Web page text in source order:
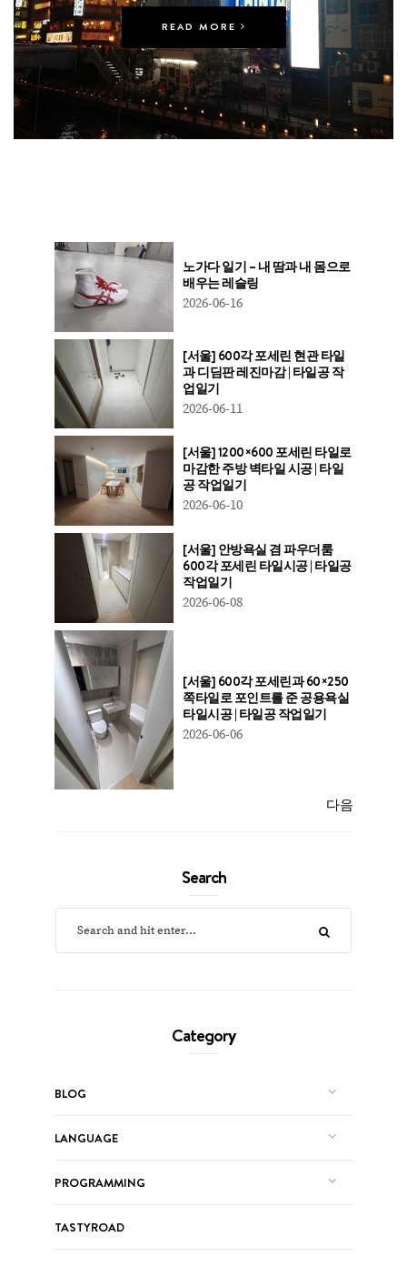
READ MORE
노가다 일기 – 내 땀과 내 몸으로
배우는 레슬링
2026-06-16
[서울] 600각 포세린 현관 타일
과 디딤판 레진마감 | 타일공 작
업일기
2026-06-11
[서울] 1200×600 포세린 타일로
마감한 주방 벽타일 시공 | 타일
공 작업일기
2026-06-10
[서울] 안방욕실 겸 파우더룸
600각 포세린 타일시공 | 타일공
작업일기
2026-06-08
[서울] 600각 포세린과 60×250
쪽타일로 포인트를 준 공용욕실
타일시공 | 타일공 작업일기
2026-06-06
다음
Search
Category
BLOG
LANGUAGE
PROGRAMMING
TASTYROAD